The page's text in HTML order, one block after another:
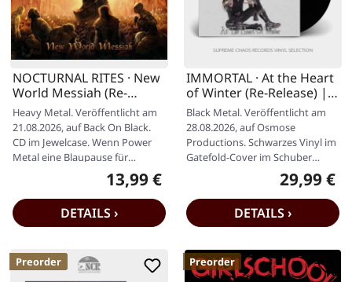
NOCTURNAL RITES · New
World Messiah (Re-
Release) | CD
Heavy Metal. Veröffentlicht am
21.08.2026, auf Back On Black.
CD im Jewelcase. Wenn Power
Metal eine Blaupause für
Perfektion hätte, dann wäreRegulärer Preis:
13,99 €
DETAILS ›
IMMORTAL · At the Heart
of Winter (Re-Release) |
BLACK LP
Black Metal. Veröffentlicht am
28.08.2026, auf Osmose
Productions. Schwarzes Vinyl im
Gatefold-Cover im Schuber
(weißes Cover). Es gibt Alben,
Regulärer
29,99 €
DETAILS ›
Preorder Preorder